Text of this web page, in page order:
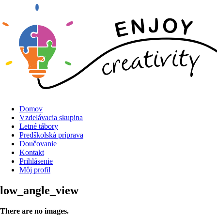
Domov
Vzdelávacia skupina
Letné tábory
Predškolská príprava
Doučovanie
Kontakt
Prihlásenie
Môj profil
low_angle_view
There are no images.